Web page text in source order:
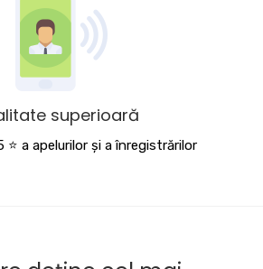
superioară
⭐️ a apelurilor și a înregistrărilor